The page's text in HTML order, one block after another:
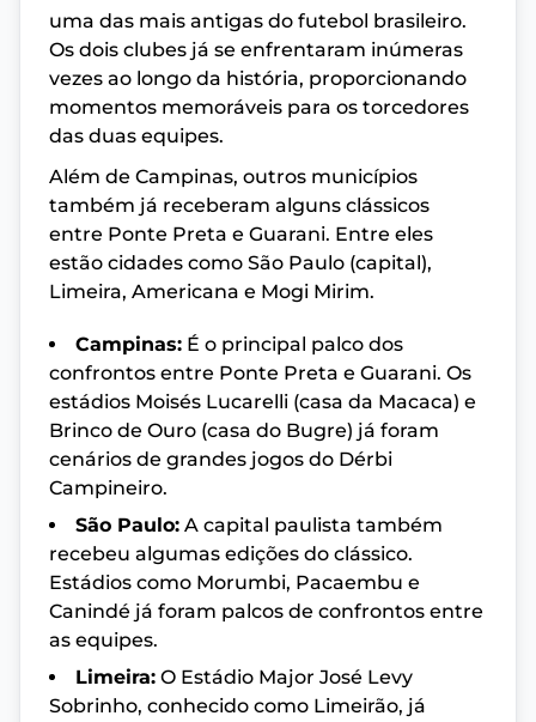
uma das mais antigas do futebol brasileiro.
Os dois clubes já se enfrentaram inúmeras
vezes ao longo da história, proporcionando
momentos memoráveis para os torcedores
das duas equipes.
Além de Campinas, outros municípios
também já receberam alguns clássicos
entre Ponte Preta e Guarani. Entre eles
estão cidades como São Paulo (capital),
Limeira, Americana e Mogi Mirim.
Campinas: É o principal palco dos
confrontos entre Ponte Preta e Guarani. Os
estádios Moisés Lucarelli (casa da Macaca) e
Brinco de Ouro (casa do Bugre) já foram
cenários de grandes jogos do Dérbi
Campineiro.
São Paulo: A capital paulista também
recebeu algumas edições do clássico.
Estádios como Morumbi, Pacaembu e
Canindé já foram palcos de confrontos entre
as equipes.
Limeira: O Estádio Major José Levy
Sobrinho, conhecido como Limeirão, já